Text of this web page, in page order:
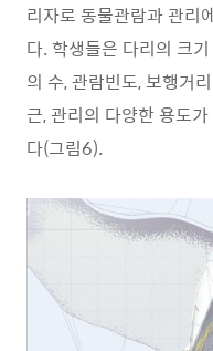
리자로 동물관람과 관리
다. 학생들은 다리의 크
의 수, 관람빈도, 보행거
근, 관리의 다양한 용도
다(그림6).